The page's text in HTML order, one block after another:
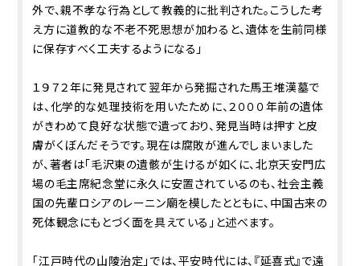
外で、親不孝な行為として教義的に批判された。こうした考
え方に道教的な不老不死思想が加わると、遺体を生前同様
に保存すべく工夫するようになる」
１９７２年に発見されて翌年から発掘された馬王堆漢墓で
は、化学的な処理技術を用いたために、２０００年前の遺体
がきわめて良好な状態で遺っており、発見当時は押すと皮
膚がくぼんだそうです。現在は腐敗が進んでしまいました
が、著者は「毛沢東の遺骸が生けるが如くに、北京天安門広
場の毛主席紀念堂に永久に安置されているのも、社会主義
国の先輩ロシアのレーニン廟を模したとともに、中国古来の
死体観念にもとづく面を具えている」と述べます。
「江戸時代の山陵治定」では、平安時代には、『延喜式』で遠